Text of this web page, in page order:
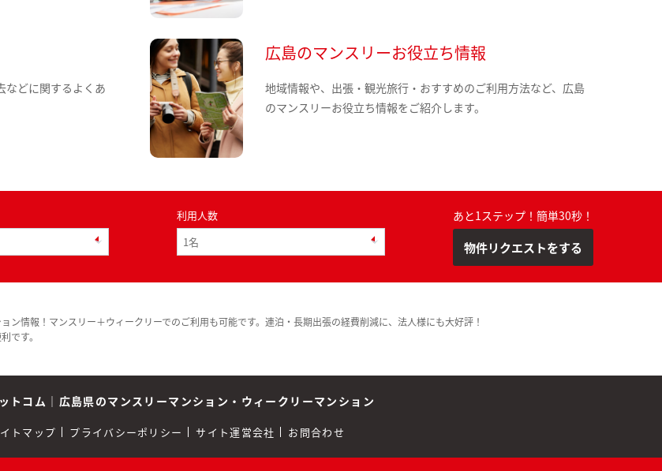
などに関するよくあ
広島のマンスリーお役立ち情報
地域情報や、出張・観光旅行・おすすめのご利用方法など、広島
のマンスリーお役立ち情報をご紹介します。
利用人数 あと1ステップ！簡単30秒！
物件リクエストをする
情報！マンスリー＋ウィークリーでのご利用も可能です。連泊・長期出張の経費削減に、法人様にも大好評！
です。
トコム ｜ 広島県のマンスリーマンション・ウィークリーマンション
トマップ プライバシーポリシー サイト運営会社 お問合わせ